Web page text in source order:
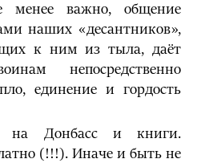
менее важно, общение
наших «десантников»,
к ним из тыла, даёт
непосредственно
единение и гордость
на Донбасс и книги.
(!!!). Иначе и быть не